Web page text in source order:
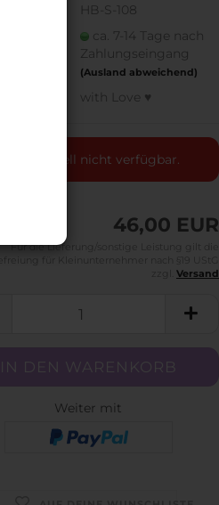
HB-S-108
ca. 7-14 Tage nach
Zahlungseingang
(Ausland abweichend)
with Love ♥
ist aktuell nicht verfügbar.
46,00 EUR
Für die Lieferung/sonstige Leistung gilt die
Versand
Weiter mit